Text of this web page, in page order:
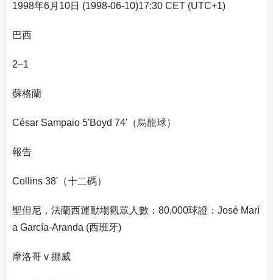
1998年6月10日 (1998-06-10)17:30 CET (UTC+1)
巴西
2–1
蘇格蘭
César Sampaio 5'Boyd 74'（烏龍球）
報告
Collins 38'（十二碼）
聖但尼，法蘭西運動場觀眾人數：80,000球證：José Marí
a García-Aranda (西班牙)
摩洛哥 v 挪威